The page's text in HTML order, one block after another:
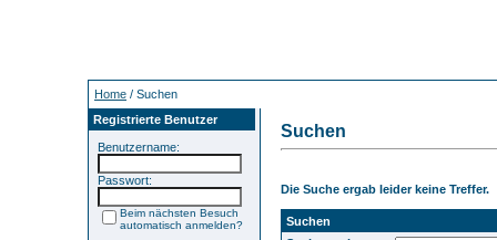
Home / Suchen
Registrierte Benutzer
Benutzername:
Passwort:
Beim nächsten Besuch
automatisch anmelden?
Suchen
Die Suche ergab leider keine Treffer.
Suchen